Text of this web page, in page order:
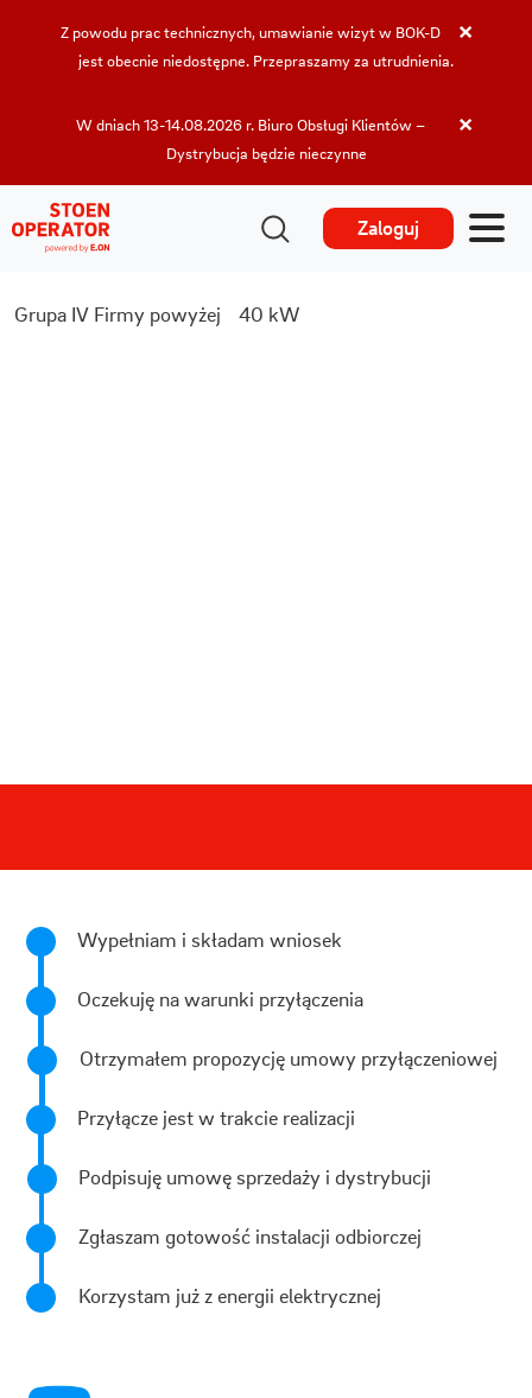
×
Z powodu prac technicznych, umawianie wizyt w BOK-D
jest obecnie niedostępne. Przepraszamy za utrudnienia.
×
W dniach 13-14.08.2026 r. Biuro Obsługi Klientów –
Dystrybucja będzie nieczynne
Zaloguj
Grupa IV Firmy powyżej 40 kW
Wypełniam i składam wniosek
Oczekuję na warunki przyłączenia
Otrzymałem propozycję umowy przyłączeniowej
Przyłącze jest w trakcie realizacji
Podpisuję umowę sprzedaży i dystrybucji
Zgłaszam gotowość instalacji odbiorczej
Korzystam już z energii elektrycznej